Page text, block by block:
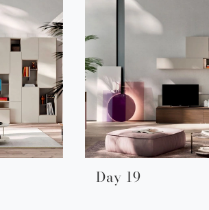
Day 19